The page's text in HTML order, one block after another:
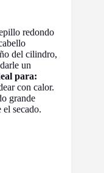
redondo
del cilindro,
un
para:
con calor.
grande
el secado.